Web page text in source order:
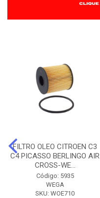
FILTRO OLEO CITROEN C3
C4 PICASSO BERLINGO AIR
CROSS-WE...
Código: 5935
WEGA
SKU: WOE710